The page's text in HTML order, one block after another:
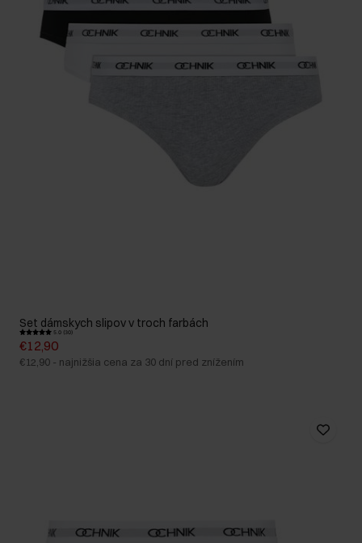
Set dámskych slipov v troch farbách
5.0 (30)
€12,90
€12,90 - najnižšia cena za 30 dní pred znížením